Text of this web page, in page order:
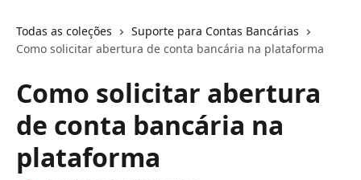
Todas as coleções
Suporte para Contas Bancárias
Como solicitar abertura de conta bancária na plataforma
Como solicitar abertura
de conta bancária na
plataforma